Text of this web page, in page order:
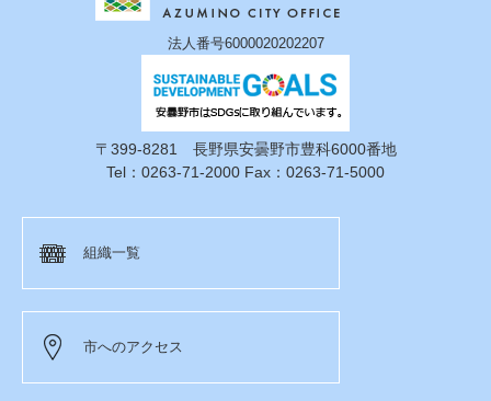
法人番号6000020202207
〒399-8281 長野県安曇野市豊科6000番地
Tel：0263-71-2000 Fax：0263-71-5000
組織一覧
市へのアクセス